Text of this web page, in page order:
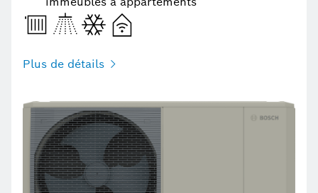
Plus de détails